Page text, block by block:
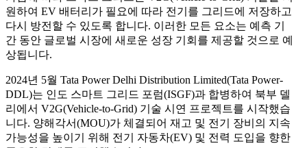
원하여 EV 배터리가 필요에 따라 전기를 그리드에 저장하고
다시 방전할 수 있도록 합니다. 이러한 모든 요소는 예측 기
간 동안 글로벌 시장에 새로운 성장 기회를 제공할 것으로 예
상됩니다.
2024년 5월 Tata Power Delhi Distribution Limited(Tata Power-
DDL)는 인도 스마트 그리드 포럼(ISGF)과 합병하여 북부 델
리에서 V2G(Vehicle-to-Grid) 기술 시연 프로젝트를 시작했습
니다. 양해각서(MOU)가 체결되어 재고 및 전기 장비의 지속
가능성을 높이기 위해 전기 자동차(EV) 및 전력 도입을 향한